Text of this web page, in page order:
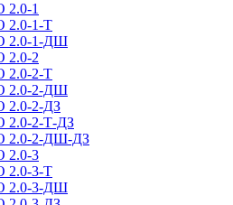
1
1-Т
2.0-1-ДШ
2
2-Т
2.0-2-ДШ
2-ДЗ
2-Т-ДЗ
2-ДШ-ДЗ
3
3-Т
2.0-3-ДШ